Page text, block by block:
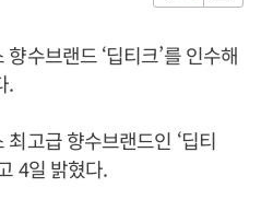
수브랜드 ‘딥티크’를 인수해
.
고급 향수브랜드인 ‘딥티
4일 밝혔다.